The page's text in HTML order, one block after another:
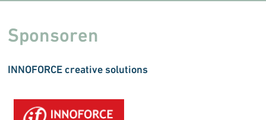
Sponsoren
INNOFORCE creative solutions